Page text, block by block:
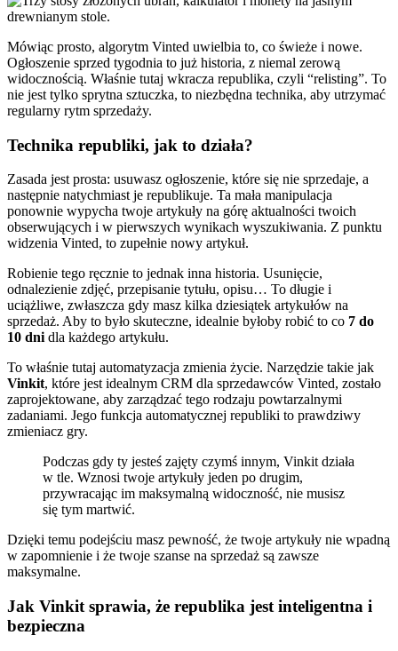
Mówiąc prosto, algorytm Vinted uwielbia to, co świeże i nowe.
Ogłoszenie sprzed tygodnia to już historia, z niemal zerową
widocznością. Właśnie tutaj wkracza republika, czyli “relisting”. To
nie jest tylko sprytna sztuczka, to niezbędna technika, aby utrzymać
regularny rytm sprzedaży.
Technika republiki, jak to działa?
Zasada jest prosta: usuwasz ogłoszenie, które się nie sprzedaje, a
następnie natychmiast je republikuje. Ta mała manipulacja
ponownie wypycha twoje artykuły na górę aktualności twoich
obserwujących i w pierwszych wynikach wyszukiwania. Z punktu
widzenia Vinted, to zupełnie nowy artykuł.
Robienie tego ręcznie to jednak inna historia. Usunięcie,
odnalezienie zdjęć, przepisanie tytułu, opisu… To długie i
uciążliwe, zwłaszcza gdy masz kilka dziesiątek artykułów na
sprzedaż. Aby to było skuteczne, idealnie byłoby robić to co 7 do
10 dni dla każdego artykułu.
To właśnie tutaj automatyzacja zmienia życie. Narzędzie takie jak
Vinkit, które jest idealnym CRM dla sprzedawców Vinted, zostało
zaprojektowane, aby zarządzać tego rodzaju powtarzalnymi
zadaniami. Jego funkcja automatycznej republiki to prawdziwy
zmieniacz gry.
Podczas gdy ty jesteś zajęty czymś innym, Vinkit działa
w tle. Wznosi twoje artykuły jeden po drugim,
przywracając im maksymalną widoczność, nie musisz
się tym martwić.
Dzięki temu podejściu masz pewność, że twoje artykuły nie wpadną
w zapomnienie i że twoje szanse na sprzedaż są zawsze
maksymalne.
Jak Vinkit sprawia, że republika jest inteligentna i
bezpieczna